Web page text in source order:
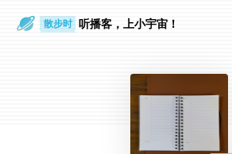
通勤路上 听播客，上小宇宙！